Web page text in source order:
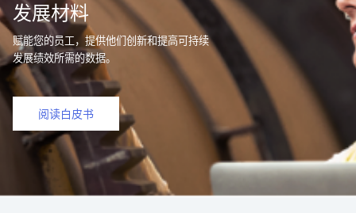
发展材料
赋能您的员工，提供他们创新和提高可持续
发展绩效所需的数据。
阅读白皮书